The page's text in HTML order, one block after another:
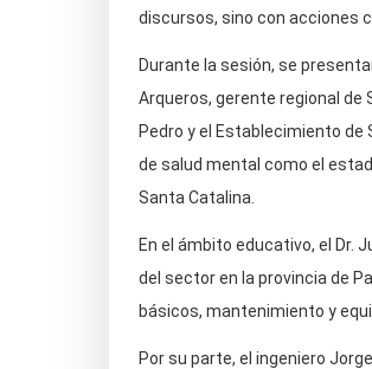
discursos, sino con acciones
Durante la sesión, se
Arqueros, gerente regional de
Pedro y el Establecimiento de
de salud mental como el
Santa Catalina.
En el ámbito educativo, el Dr.
del sector en la provincia de
básicos, mantenimiento y
Por su parte, el ingeniero